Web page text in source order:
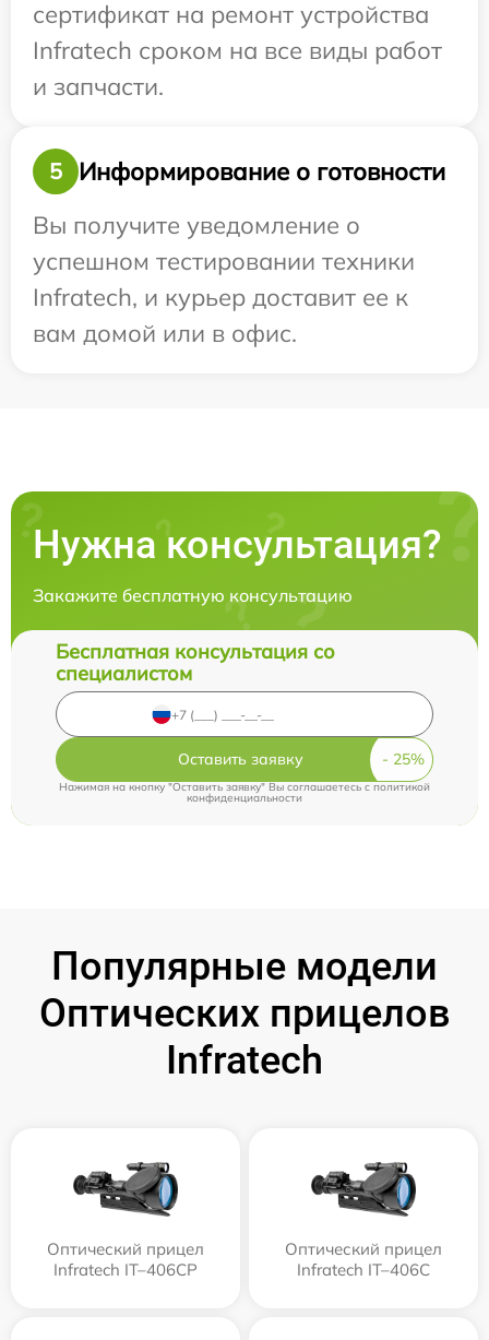
сертификат на ремонт устройства
Infratech сроком на все виды работ
и запчасти.
5
Информирование о готовности
Вы получите уведомление о
успешном тестировании техники
Infratech, и курьер доставит ее к
вам домой или в офис.
Нужна консультация?
Закажите бесплатную консультацию
Бесплатная консультация со
специалистом
Оставить заявку
Нажимая на кнопку "Оставить заявку" Вы соглашаетесь c политикой
конфиденциальности
Популярные модели
Оптических прицелов
Infratech
Оптический прицел
Infratech IT–406СP
Оптический прицел
Infratech IT–406С